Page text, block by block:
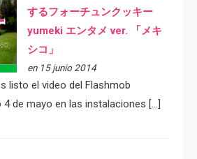
するフォーチュンクッキー
yumeki エンタメ ver. 「メキ
シコ」
en 15 junio 2014
listo el video del Flashmob
4 de mayo en las instalaciones […]